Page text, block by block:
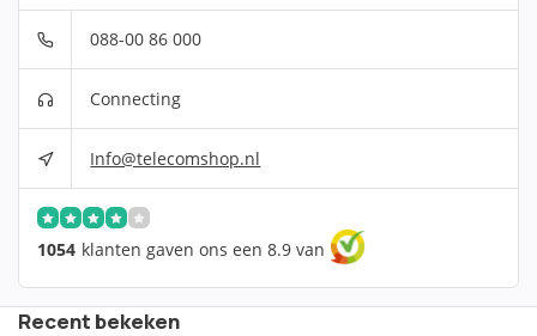
088-00 86 000
Connecting
Info@telecomshop.nl
1054 klanten gaven ons een 8.9 van
Recent bekeken